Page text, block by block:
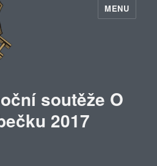
MENU
soutěže O
2017